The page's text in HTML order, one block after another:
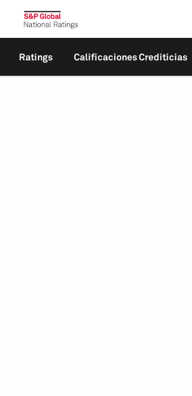
Ratings Calificaciones Crediticias